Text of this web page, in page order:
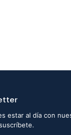
estar al día con